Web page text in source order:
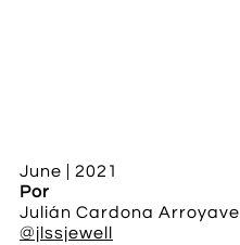
June | 2021​​
Por
Julián Cardona Arroyave
@jlssjewell